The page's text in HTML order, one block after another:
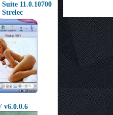
11.0.10700
Strelec
v6.0.0.6